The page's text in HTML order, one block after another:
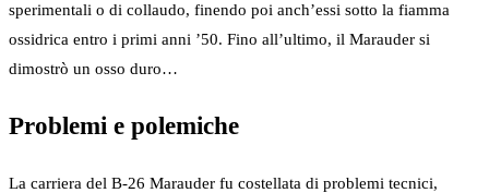
sperimentali o di collaudo, finendo poi anch’essi sotto la fiamma
ossidrica entro i primi anni ’50. Fino all’ultimo, il Marauder si
dimostrò un osso duro…
Problemi e polemiche
La carriera del B-26 Marauder fu costellata di problemi tecnici,